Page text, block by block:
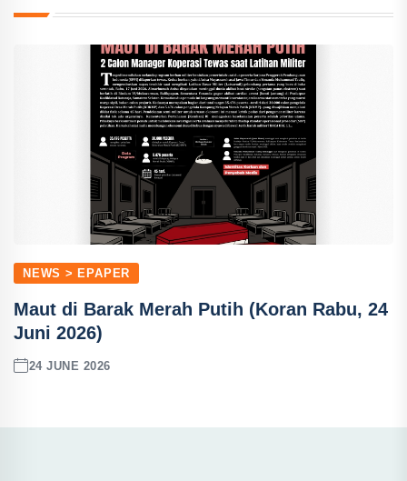
NEWS > EPAPER
Maut di Barak Merah Putih (Koran Rabu, 24
Juni 2026)
24 JUNE 2026